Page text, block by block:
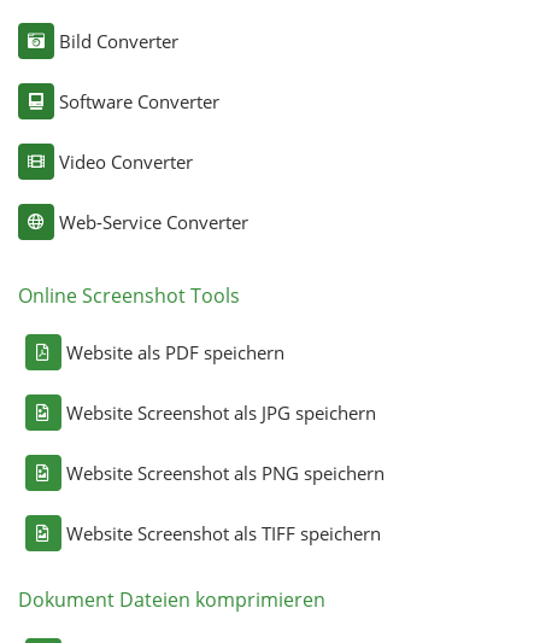
Bild Converter
Software Converter
Video Converter
Web-Service Converter
Online Screenshot Tools
Website als PDF speichern
Website Screenshot als JPG speichern
Website Screenshot als PNG speichern
Website Screenshot als TIFF speichern
Dokument Dateien komprimieren